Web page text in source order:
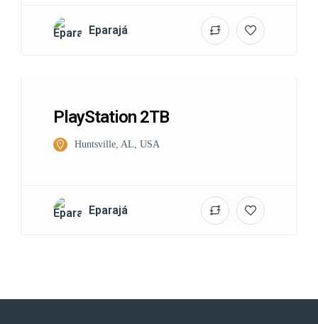
Eparajá
PlayStation 2TB
Huntsville, AL, USA
Eparajá